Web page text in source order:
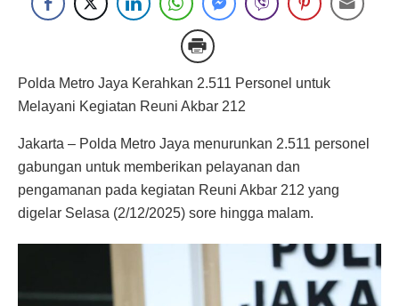
Polda Metro Jaya Kerahkan 2.511 Personel untuk
Melayani Kegiatan Reuni Akbar 212
Jakarta – Polda Metro Jaya menurunkan 2.511 personel
gabungan untuk memberikan pelayanan dan
pengamanan pada kegiatan Reuni Akbar 212 yang
digelar Selasa (2/12/2025) sore hingga malam.